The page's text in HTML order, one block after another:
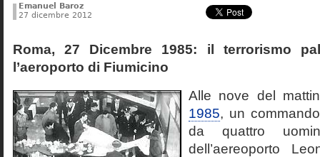
Emanuel Baroz
27 dicembre 2012
Roma, 27 Dicembre 1985: il terrorismo
l’aeroporto di Fiumicino
Alle nove del
1985, un
da quattro
dell’aereoporto